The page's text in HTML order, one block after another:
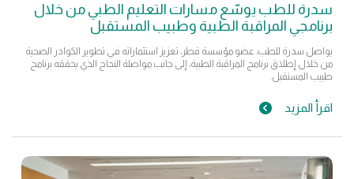
سدرة للطب يوسّع مسارات التعليم الطبي من خلال
برنامجي المراقبة الطبية وطبيب المستقبل
يواصل سدرة للطب، عضو مؤسسة قطر، تعزيز استثماراته في تطوير الكوادر الصحية
من خلال إطلاق برنامج المراقبة الطبية، إلى جانب مواصلة النجاح الذي يحققه برنامج
طبيب المستقبل.
اقرأ المزيد